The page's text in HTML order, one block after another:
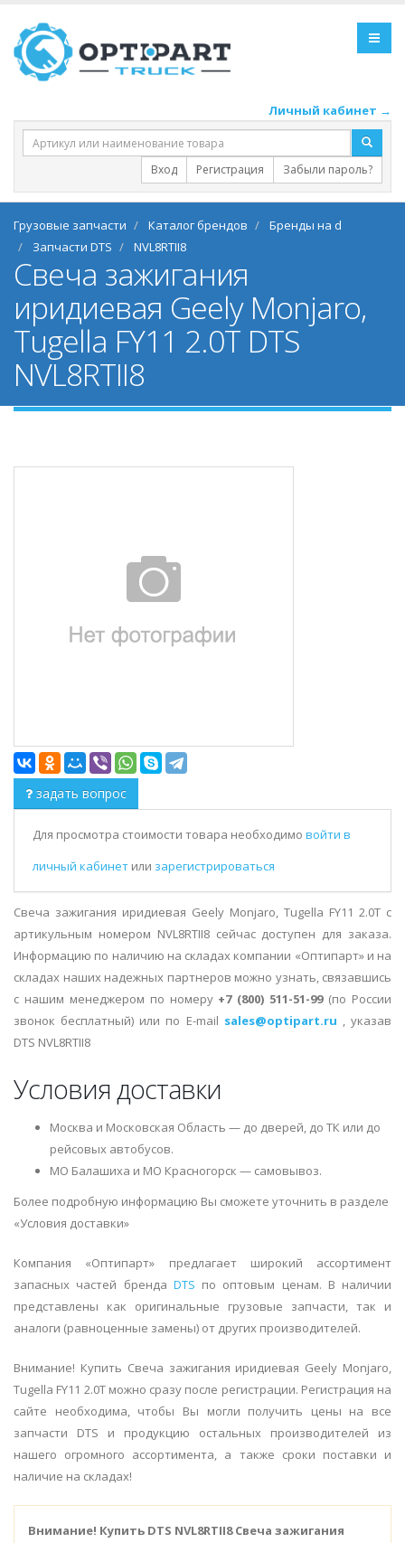
Личный кабинет →
Вход Регистрация Забыли пароль?
Грузовые запчасти Каталог брендов
Бренды на d
Запчасти DTS
NVL8RTII8
Свеча зажигания
иридиевая Geely Monjaro,
Tugella FY11 2.0T DTS
NVL8RTII8
задать вопрос
Для просмотра стоимости товара необходимо войти в
личный кабинет или зарегистрироваться
Свеча зажигания иридиевая Geely Monjaro, Tugella FY11 2.0T с
артикульным номером NVL8RTII8 сейчас доступен для заказа.
Информацию по наличию на складах компании «Оптипарт» и на
складах наших надежных партнеров можно узнать, связавшись
с нашим менеджером по номеру +7 (800) 511-51-99(по России
звонок бесплатный) или по E-mail sales@optipart.ru , указав
DTS NVL8RTII8
Условия доставки
Москва и Московская Область — до дверей, до ТК или до
рейсовых автобусов.
МО Балашиха и МО Красногорск — самовывоз.
Более подробную информацию Вы сможете уточнить в разделе
«Условия доставки»
Компания «Оптипарт» предлагает широкий ассортимент
запасных частей бренда DTS по оптовым ценам. В наличии
представлены как оригинальные грузовые запчасти, так и
аналоги (равноценные замены) от других производителей.
Внимание! Купить Свеча зажигания иридиевая Geely Monjaro,
Tugella FY11 2.0T можно сразу после регистрации. Регистрация на
сайте необходима, чтобы Вы могли получить цены на все
запчасти DTS и продукцию остальных производителей из
нашего огромного ассортимента, а также сроки поставки и
наличие на складах!
Внимание! Купить DTS NVL8RTII8 Свеча зажигания